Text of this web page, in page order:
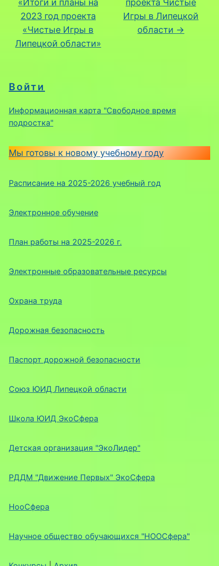
Войти
Информационная карта "Свободное время
подростка"
Мы готовы к новому учебному году
Расписание на 2025-2026 учебный год
Электронное обучение
План работы на 2025-2026 г.
Электронные образовательные ресурсы
Охрана труда
Дорожная безопасность
Паспорт дорожной безопасности
Союз ЮИД Липецкой области
Школа ЮИД ЭкоСфера
Детская организация "ЭкоЛидер"
РДДМ "Движение Первых" ЭкоСфера
НооСфера
Научное общество обучающихся "НООСфера"
2023 год проекта
«Чистые Игры в
Липецкой области»
Игры в Липецкой
области →